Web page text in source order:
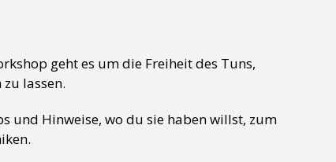
geht es um die Freiheit des Tuns,
lassen.
und Hinweise, wo du sie haben willst, zum